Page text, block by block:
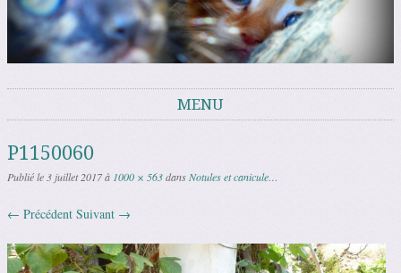
MENU
P1150060
Publié le3 juillet 2017à 1000 × 563dansNotules et canicule…
← Précédent Suivant →